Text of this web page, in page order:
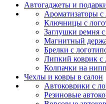
Автогаджеты и
Ароматизаторы с
Ключницы с
Заглушки ремня
Магнитный
Брелки с
Липкий коврик c
Колпачки на
Чехлы и ковры в салон
Автоковрики с
Резиновые